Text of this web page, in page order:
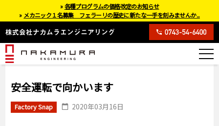
安全運転で向かいます
Factory Snap 2020年03月16日
»各種プログラムの価格改定のお知らせ
» メカニック１名募集 フェラーリの歴史に新たな一手を刻みませんか...